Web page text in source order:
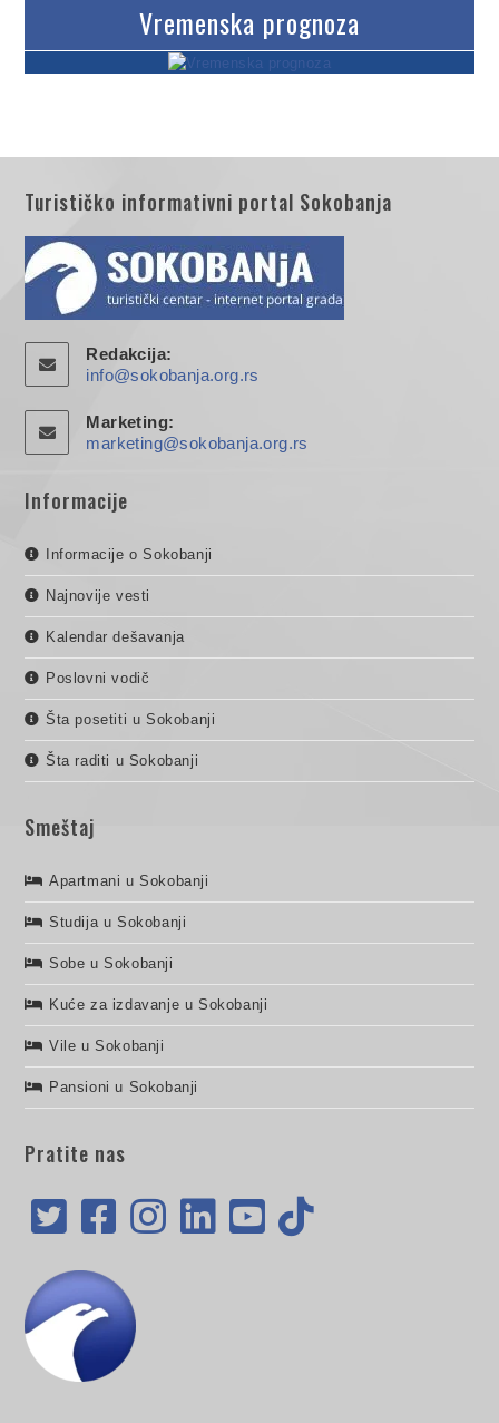
Vremenska prognoza
Turističko informativni portal Sokobanja
Redakcija:
info@sokobanja.org.rs
Marketing:
marketing@sokobanja.org.rs
Informacije
Informacije o Sokobanji
Najnovije vesti
Kalendar dešavanja
Poslovni vodič
Šta posetiti u Sokobanji
Šta raditi u Sokobanji
Smeštaj
Apartmani u Sokobanji
Studija u Sokobanji
Sobe u Sokobanji
Kuće za izdavanje u Sokobanji
Vile u Sokobanji
Pansioni u Sokobanji
Pratite nas